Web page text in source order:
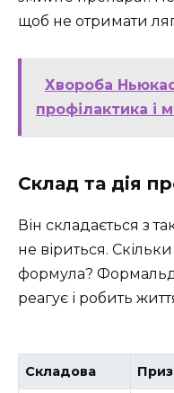
щоб не отримати
Хвороба
профілактика і
Склад та дія
Він складається з
не віриться.
формула?
реагує і робить
Складова